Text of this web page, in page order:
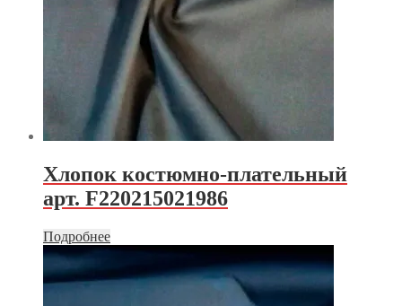
Хлопок костюмно-плательный
арт. F220215021986
Подробнее